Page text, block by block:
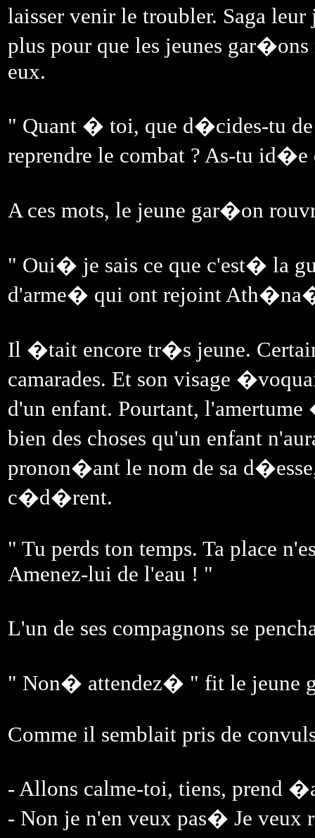
laisser venir le troubler. Saga
plus pour que les jeunes
eux.
" Quant � toi, que d�cides-tu de
reprendre le combat ? As-tu id�e
A ces mots, le jeune gar�on
" Oui� je sais ce que c'est� la
d'arme� qui ont rejoint
Il �tait encore tr�s jeune.
camarades. Et son visage
d'un enfant. Pourtant,
bien des choses qu'un enfant
pronon�ant le nom de sa
c�d�rent.
" Tu perds ton temps. Ta place
Amenez-lui de l'eau ! "
L'un de ses compagnons se
" Non� attendez� " fit le jeune
Comme il semblait pris de
- Allons calme-toi, tiens, prend
- Non je n'en veux pas� Je veux